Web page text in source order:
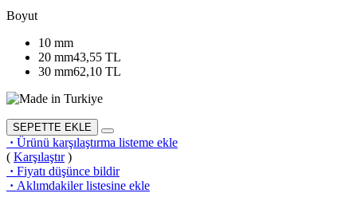
Boyut
10 mm
20 mm43,55 TL
30 mm62,10 TL
SEPETTE EKLE
· Ürünü karşılaştırma listeme ekle
( Karşılaştır)
· Fiyatı düşünce bildir
· Aklımdakiler listesine ekle